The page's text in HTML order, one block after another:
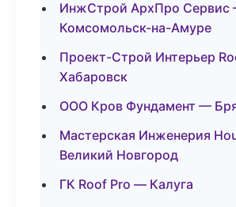
ИнжСтрой АрхПро Сервис
Комсомольск-на-Амуре
Проект-Строй Интерьер
Хабаровск
ООО Кров Фундамент —
Мастерская Инженерия
Великий Новгород
ГК Roof Pro — Калуга